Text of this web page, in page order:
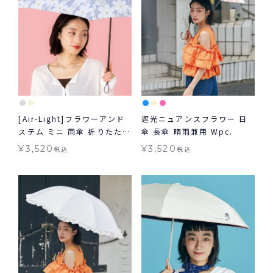
[Air-Light]フラワーアンド
ステム ミニ 雨傘 折りたたみ
晴雨兼用 ギフト対象 Wpc.
¥3,520税込
遮光ニュアンスフラワー 日
傘 長傘 晴雨兼用 Wpc.
¥3,520 税込